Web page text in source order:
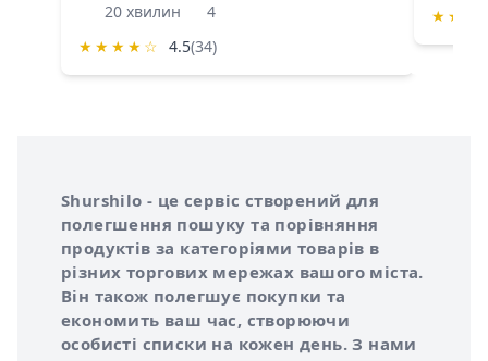
20 хвилин
4
★ ★ ★ ★ ☆ 4.5(34)
★ ★
Про сервіс Shurshilo
Shurshilo - це сервіс створений для
полегшення пошуку та порівняння
продуктів за категоріями товарів в
різних торгових мережах вашого міста.
Він також полегшує покупки та
економить ваш час, створюючи
особисті списки на кожен день. З нами